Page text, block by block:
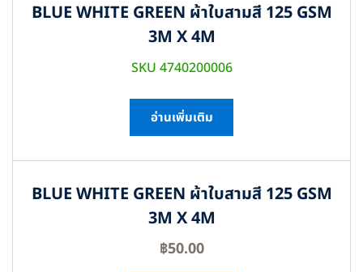
BLUE WHITE GREEN ผ้าใบสามสี 125 GSM
3M X 4M
SKU 4740200006
อ่านเพิ่มเติม
BLUE WHITE GREEN ผ้าใบสามสี 125 GSM
3M X 4M
฿50.00